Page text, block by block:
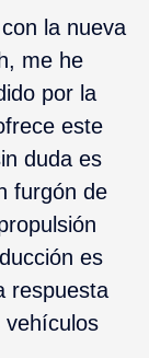
la nueva
me he
por la
este
duda es
furgón de
es
respuesta
vehículos